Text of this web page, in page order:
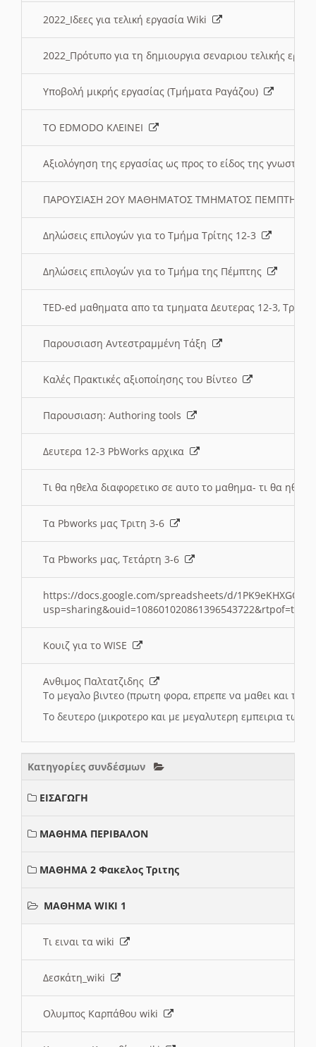
2022_Ιδεες για τελική εργασία Wiki
2022_Πρότυπο για τη δημιουργια σεναριου τελικής
Υποβολή μικρής εργασίας (Τμήματα Ραγάζου)
ΤΟ EDMODO ΚΛΕΙΝΕΙ
Αξιολόγηση της εργασίας ως προς το είδος της
ΠΑΡΟΥΣΙΑΣΗ 2ΟΥ ΜΑΘΗΜΑΤΟΣ ΤΜΗΜΑΤΟΣ
Δηλώσεις επιλογών για το Τμήμα Τρίτης 12-3
Δηλώσεις επιλογών για το Τμήμα της Πέμπτης
TED-ed μαθηματα απο τα τμηματα Δευτερας 12-3,
Παρουσιαση Αντεστραμμένη Τάξη
Καλές Πρακτικές αξιοποίησης του Βίντεο
Παρουσιαση: Authoring tools
Δευτερα 12-3 PbWorks αρχικα
Τι θα ηθελα διαφορετικο σε αυτο το μαθημα- τι θα
Τα Pbworks μας Τριτη 3-6
Τα Pbworks μας, Τετάρτη 3-6
https://docs.google.com/spreadsheets/d/
Κουιζ για το WISE
Ανθιμος Παλτατζιδης
Το μεγαλο βιντεο (πρωτη φορα, επρεπε να μαθει και το
Το δευτερο (μικροτερο και με μεγαλυτερη εμπειρια
Κατηγορίες συνδέσμων
ΕΙΣΑΓΩΓΗ
ΜΑΘΗΜΑ ΠΕΡΙΒΑΛΟΝ
ΜΑΘΗΜΑ 2 Φακελος Τριτης
ΜΑΘΗΜΑ WIKI 1
Τι ειναι τα wiki
Δεσκάτη_wiki
Ολυμπος Καρπάθου wiki